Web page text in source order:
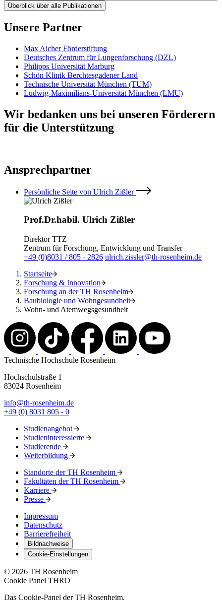
Überblick über alle Publikationen
Unsere Partner
Max Aicher Förderstiftung
Deutsches Zentrum für Lungenforschung (DZL)
Philipps Universität Marburg
Schön Klinik Berchtesgadener Land
Technische Universität München (TUM)
Ludwig-Maximilians-Universität München (LMU)
Wir bedanken uns bei unseren Förderern
für die Unterstützung
Ansprechpartner
Persönliche Seite von Ulrich Zißler
Prof.Dr.habil. Ulrich Zißler
Direktor TTZ
Zentrum für Forschung, Entwicklung und Transfer
+49 (0)8031 / 805 - 2826 ulrich.zissler@th-rosenheim.de
Startseite
Forschung & Innovation
Forschung an der TH Rosenheim
Baubiologie und Wohngesundheit
Wohn- und Atemwegsgesundheit
Technische Hochschule Rosenheim
Hochschulstraße 1
83024 Rosenheim
info@th-rosenheim.de
+49 (0) 8031 805 - 0
Studienangebot
Studieninteressierte
Studierende
Weiterbildung
Standorte der TH Rosenheim
Fakultäten der TH Rosenheim
Karriere
Presse
Impressum
Datenschutz
Barrierefreiheit
Bildnachweise
Cookie-Einstellungen
© 2026 TH Rosenheim
Cookie Panel THRO
Das Cookie-Panel der TH Rosenheim.